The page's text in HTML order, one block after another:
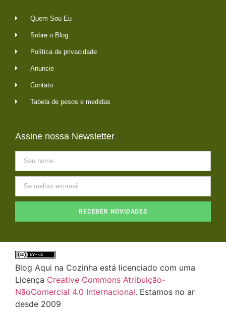
Quem Sou Eu
Sobre o Blog
Política de privacidade
Anuncie
Contato
Tabela de pesos e medidas
Assine nossa Newsletter
RECEBER NOVIDADES
Blog Aqui na Cozinha está licenciado com uma
Licença Creative Commons Atribuição-
NãoComercial 4.0 Internacional. Estamos no ar
desde 2009